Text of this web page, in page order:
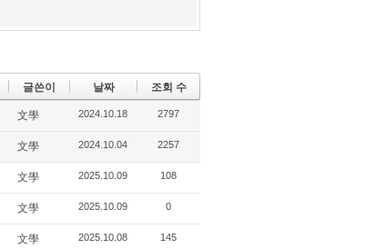
글쓴이 날짜 조회 수
文學 2024.10.18 2797
文學 2024.10.04 2257
文學 2025.10.09 108
文學 2025.10.09 0
文學 2025.10.08 145